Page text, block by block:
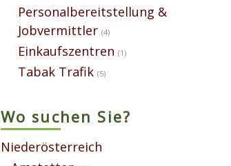
Personalbereitstellung &
Jobvermittler (4)
Einkaufszentren (1)
Tabak Trafik (5)
Wo suchen Sie?
Niederösterreich